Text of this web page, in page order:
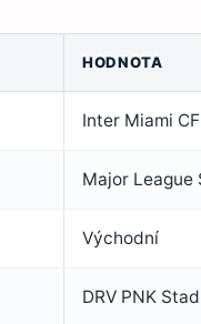
HODNOTA
Inter Miami CF
Major League
Východní
DRV PNK